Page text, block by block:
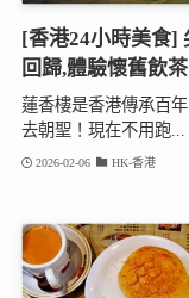
[香港24小時美食]
回歸,體驗懷舊飲茶
蓮香樓是香港傳承百
去朝聖！現在不用跑...
2026-02-06 HK-香港